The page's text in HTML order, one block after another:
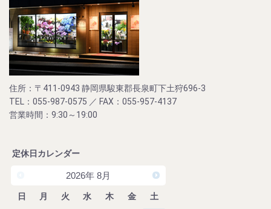
住所：〒411-0943 静岡県駿東郡長泉町下土狩696-3
TEL：055-987-0575 ／ FAX：055-957-4137
営業時間：9:30～19:00
定休日カレンダー
2026年 8月
日 月 火 水 木 金 土